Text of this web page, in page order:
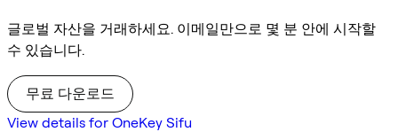
글로벌 자산을 거래하세요. 이메일만으로 몇 분 안에 시작할
수 있습니다.
무료 다운로드
View details for OneKey Sifu